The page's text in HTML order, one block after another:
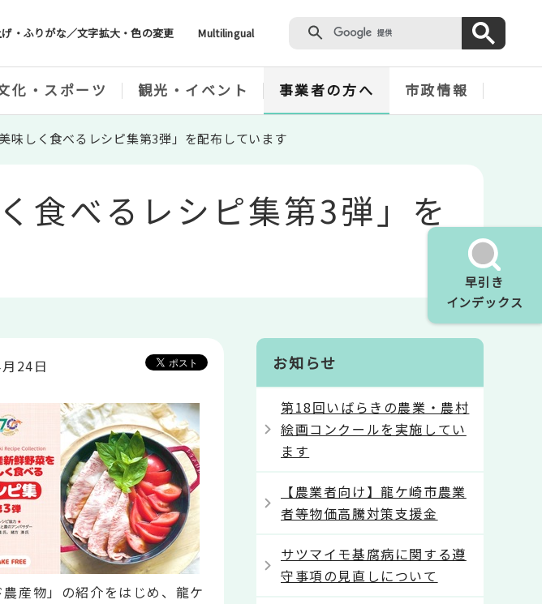
・ふりがな／文字拡大・色の変更 Multilingual
早引き
インデックス
化・スポーツ 観光・イベント 事業者の方へ 市政情報
味しく食べるレシピ集第3弾」を配布しています
食べるレシピ集第3弾」を
24日
産物」の紹介をはじめ、龍ケ
お知らせ
第18回いばらきの農業・農村
絵画コンクールを実施してい
ます
【農業者向け】龍ケ崎市農業
者等物価高騰対策支援金
サツマイモ基腐病に関する遵
守事項の見直しについて